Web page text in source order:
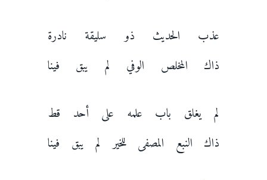
عذب الحديث ذو سليقة نادرة
ذاك المخلص الوفي لم يبق فينا
لم يغلق باب علمه على أحد قط
ذاك النبع المصفى للخير لم يبق فينا